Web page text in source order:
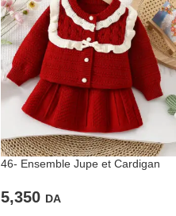
46- Ensemble Jupe et Cardigan
5,350 DA